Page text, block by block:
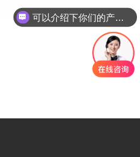
可以介绍下你们的产品么